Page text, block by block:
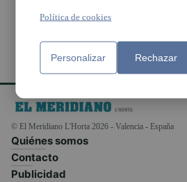
© El Meridiano L'Horta 2026 - Valencia - España
Quiénes somos
Contacto
Publicidad
Política de cookies
Personalizar Rechazar